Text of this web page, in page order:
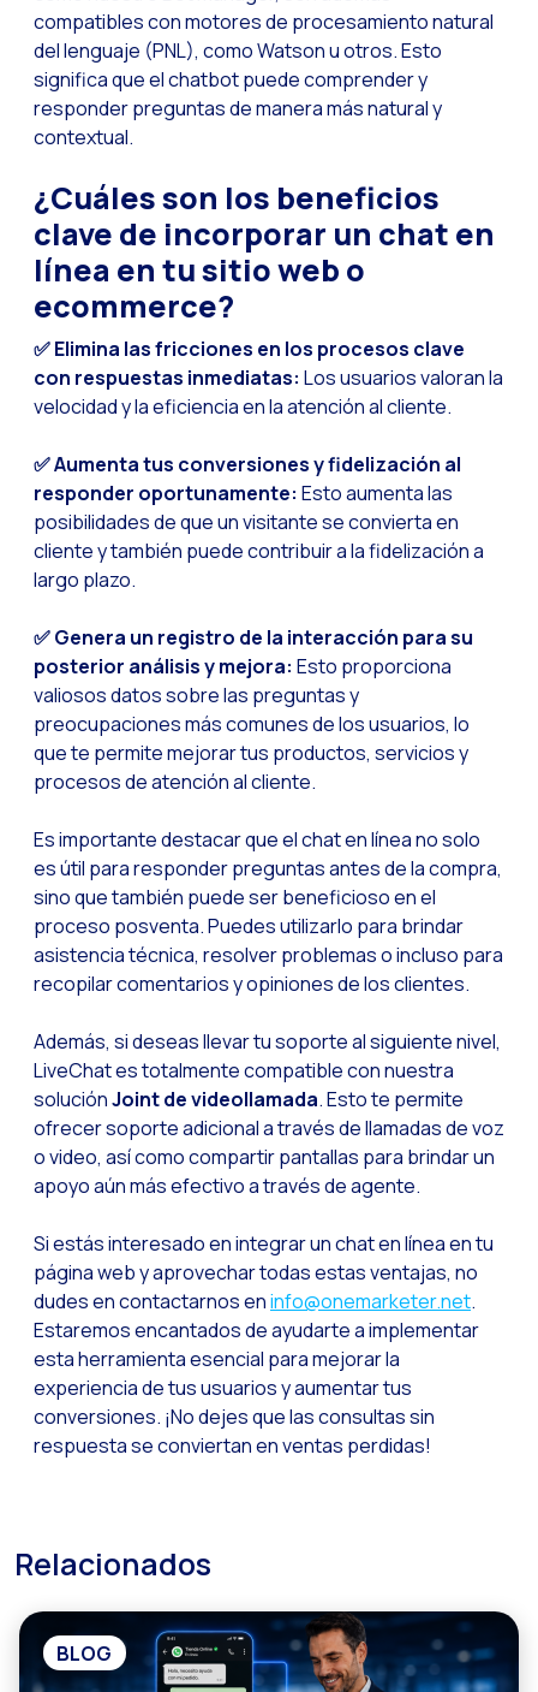
La evolución del call
El ecosistema de
Construyendo la
Atención al cliente:
Transforma tu
Cómo digitalizar a
Las nuevas
Los leads en la mira
¿Qué tan
Inteligencia
Optimiza tu atención
Maximiza tus
Innovando en la
Agiliza tus
Acercando a las
Recuperando
Bots, IA y
Optimiza la atención
La movilidad
Optimizando las
Integración de
El nuevo espacio de
Ampliando
Humanizando las
Estudio Clientes
compatibles con motores de procesamiento natural
del lenguaje (PNL), como Watson u otros. Esto
significa que el chatbot puede comprender y
responder preguntas de manera más natural y
contextual.
¿Cuáles son los beneficios
clave de incorporar un chat en
línea en tu sitio web o
ecommerce?
✅ Elimina las fricciones en los procesos clave
con respuestas inmediatas: Los usuarios valoran la
velocidad y la eficiencia en la atención al cliente.
✅ Aumenta tus conversiones y fidelización al
responder oportunamente: Esto aumenta las
posibilidades de que un visitante se convierta en
cliente y también puede contribuir a la fidelización a
largo plazo.
✅ Genera un registro de la interacción para su
posterior análisis y mejora: Esto proporciona
valiosos datos sobre las preguntas y
preocupaciones más comunes de los usuarios, lo
que te permite mejorar tus productos, servicios y
procesos de atención al cliente.
Es importante destacar que el chat en línea no solo
es útil para responder preguntas antes de la compra,
sino que también puede ser beneficioso en el
proceso posventa. Puedes utilizarlo para brindar
asistencia técnica, resolver problemas o incluso para
recopilar comentarios y opiniones de los clientes.
Además, si deseas llevar tu soporte al siguiente nivel,
LiveChat es totalmente compatible con nuestra
soluciónJoint de videollamada. Esto te permite
ofrecer soporte adicional a través de llamadas de voz
o video, así como compartir pantallas para brindar un
apoyo aún más efectivo a través de agente.
Si estás interesado en integrar un chat en línea en tu
página web y aprovechar todas estas ventajas, no
dudes en contactarnos eninfo@onemarketer.net.
Estaremos encantados de ayudarte a implementar
esta herramienta esencial para mejorar la
experiencia de tus usuarios y aumentar tus
conversiones. ¡No dejes que las consultas sin
respuesta se conviertan en ventas perdidas!
Relacionados
BLOG